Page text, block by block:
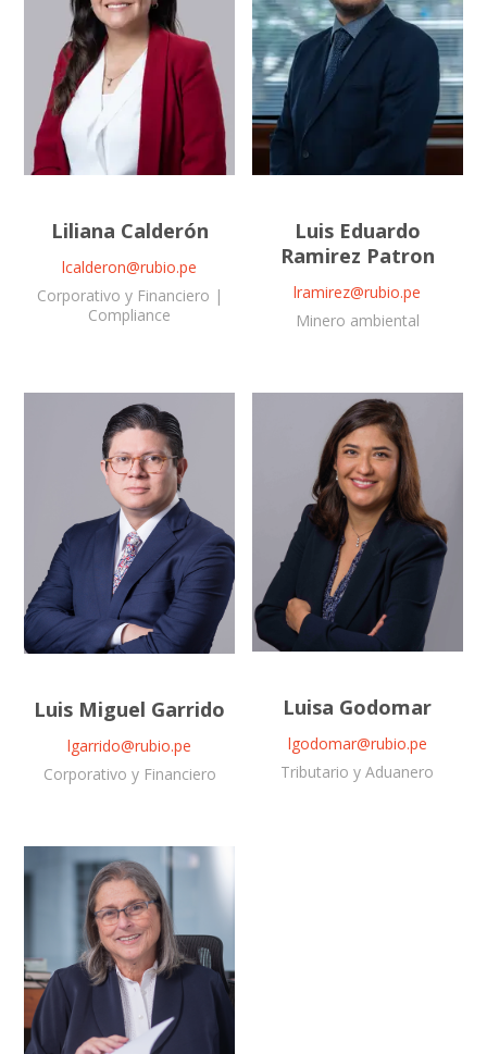
Liliana Calderón
lcalderon@rubio.pe
Corporativo y Financiero |
Compliance
Luis Eduardo
Ramirez Patron
lramirez@rubio.pe
Minero ambiental
Luis Miguel Garrido
lgarrido@rubio.pe
Corporativo y Financiero
Luisa Godomar
lgodomar@rubio.pe
Tributario y Aduanero